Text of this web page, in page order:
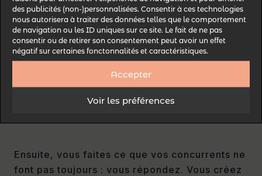
des publicités (non-)personnalisées. Consentir à ces technologies
nous autorisera à traiter des données telles que le comportement
de navigation ou les ID uniques sur ce site. Le fait de ne pas
consentir ou de retirer son consentement peut avoir un effet
négatif sur certaines fonctonnalités et caractéristiques.
Accepter
Voir les préférences
La méthode la plus rentable est opérationnelle
: vous intégrez la demande d’avis à votre
process. À chaud, quand la satisfaction est
maximale. Et vous facilitez la vie du client : un
lien direct, un SMS, un QR code en caisse, un
email après intervention (en restant RGPD-
Ensuite, vous faites ce que vos concurrents ne
font pas toujours : vous répondez. Vous créez